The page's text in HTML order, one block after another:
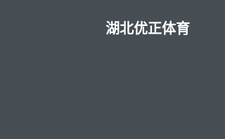
湖北优正体育